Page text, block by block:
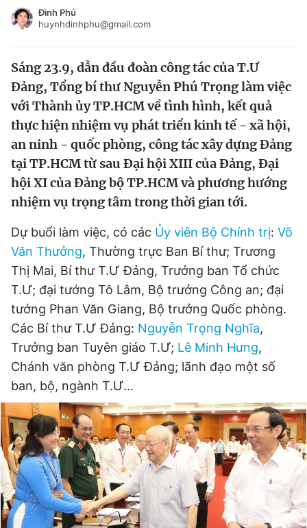
Chào ngày mới
Tin thị trường Tin 360
Video Magazine
Sản phẩm khác
Tiện ích Bạn cần biết
Thông tin tòa soạn Liên hệ quảng cáo
Đọc Thanh Niên trên điện thoại
Theo dõi báo trên
Hotline
0906 645 777
Liên hệ quảng cáo
0908 780 404
Đặt báo Quảng cáo RSS Tòa soạn Chính sách bảo
Tin đã xem
Đình Phú
huynhdinhphu@gmail.com
Sáng 23.9, dẫn đầu đoàn công tác của T.Ư
Đảng, Tổng bí thư Nguyễn Phú Trọng làm việc
với Thành ủy TP.HCM về tình hình, kết quả
thực hiện nhiệm vụ phát triển kinh tế - xã hội,
an ninh - quốc phòng, công tác xây dựng Đảng
tại TP.HCM từ sau Đại hội XIII của Đảng, Đại
hội XI của Đảng bộ TP.HCM và phương hướng
nhiệm vụ trọng tâm trong thời gian tới.
Dự buổi làm việc, có các Ủy viên Bộ Chính trị: Võ
Văn Thưởng, Thường trực Ban Bí thư; Trương
Thị Mai, Bí thư T.Ư Đảng, Trưởng ban Tổ chức
T.Ư; đại tướng Tô Lâm, Bộ trưởng Công an; đại
tướng Phan Văn Giang, Bộ trưởng Quốc phòng.
Các Bí thư T.Ư Đảng: Nguyễn Trọng Nghĩa,
Trưởng ban Tuyên giáo T.Ư; Lê Minh Hưng,
Chánh văn phòng T.Ư Đảng; lãnh đạo một số
ban, bộ, ngành T.Ư...